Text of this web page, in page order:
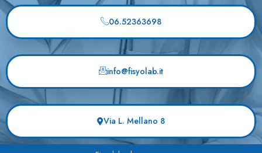
06.52363698
info@fisyolab.it
Via L. Mellano 8